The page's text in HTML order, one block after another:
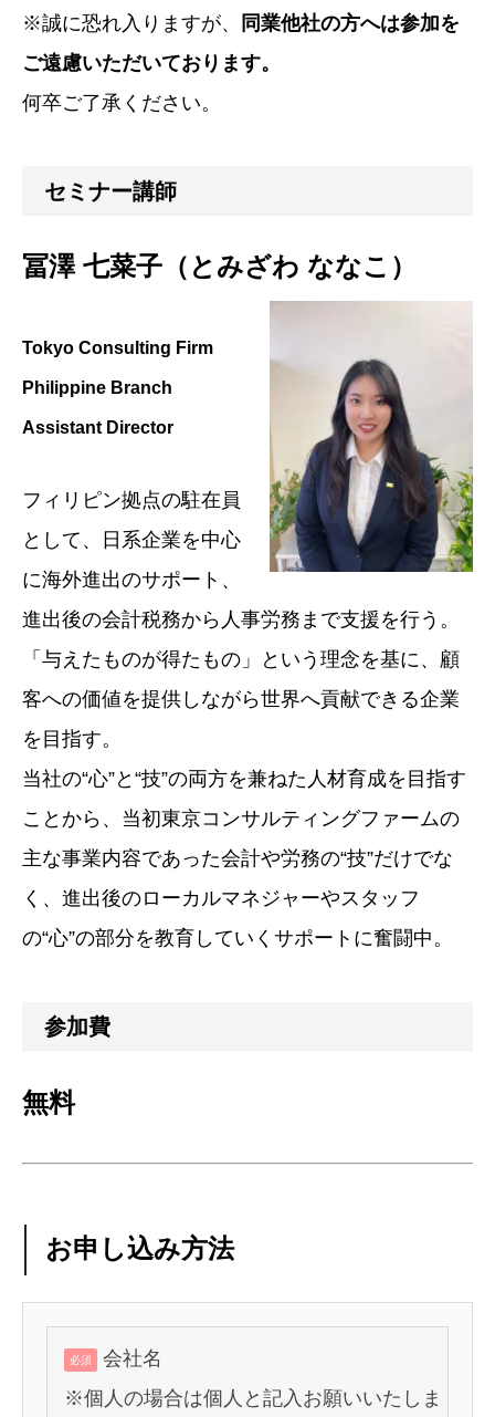
※誠に恐れ入りますが、
同業他社の方へは参加を
ご遠慮いただいております。
何卒ご了承ください。
セミナー講師
冨澤 七菜子（とみざわ ななこ）
Tokyo Consulting Firm
Philippine Branch
Assistant Director
フィリピン拠点の駐在員
として、日系企業を中心
に海外進出のサポート、
進出後の会計税務から人事労務まで支援を行う。
「与えたものが得たもの」という理念を基に、顧
客への価値を提供しながら世界へ貢献できる企業
を目指す。
当社の“心”と“技”の両方を兼ねた人材育成を目指す
ことから、当初東京コンサルティングファームの
主な事業内容であった会計や労務の“技”だけでな
く、進出後のローカルマネジャーやスタッフ
の“心”の部分を教育していくサポートに奮闘中。
参加費
無料
お申し込み方法
必須
会社名
※個人の場合は個人と記入お願いいたしま